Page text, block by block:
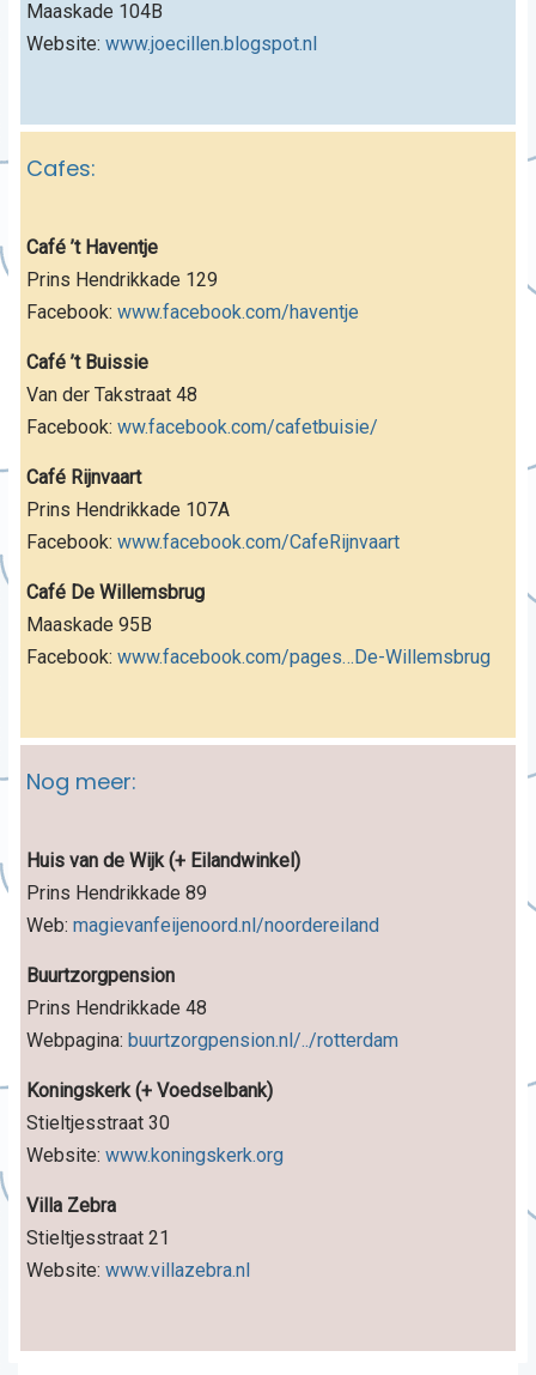
Maaskade 104B
Website: www.joecillen.blogspot.nl
Cafes:
Café ’t Haventje
Prins Hendrikkade 129
Facebook: www.facebook.com/haventje
Café ’t Buissie
Van der Takstraat 48
Facebook: ww.facebook.com/cafetbuisie/
Café Rijnvaart
Prins Hendrikkade 107A
Facebook: www.facebook.com/CafeRijnvaart
Café De Willemsbrug
Maaskade 95B
Facebook: www.facebook.com/pages…De-Willemsbrug
Nog meer:
Huis van de Wijk (+ Eilandwinkel)
Prins Hendrikkade 89
Web: magievanfeijenoord.nl/noordereiland
Buurtzorgpension
Prins Hendrikkade 48
Webpagina: buurtzorgpension.nl/../rotterdam
Koningskerk (+ Voedselbank)
Stieltjesstraat 30
Website: www.koningskerk.org
Villa Zebra
Stieltjesstraat 21
Website: www.villazebra.nl